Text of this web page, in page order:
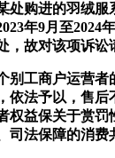
进的羽绒服系
年9月至2024
，故对该项诉讼
商户运营者的
依法予以，售
权益保关于赏
司法保障的消费